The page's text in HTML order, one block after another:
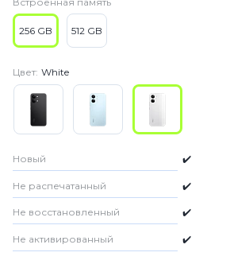
256 GB 512 GB
Цвет: White
Новый ✔️
Не распечатанный ✔️
Не восстановленный ✔️
Не активированный ✔️